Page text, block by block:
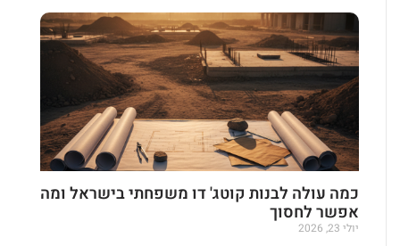
כמה עולה לבנות קוטג' דו משפחתי בישראל ומה
אפשר לחסוך
יולי 23, 2026